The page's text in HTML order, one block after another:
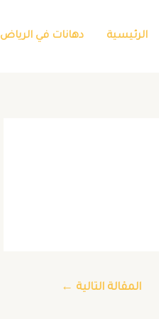
الرئيسية دهانات في الرياض
المقالة التالية ←